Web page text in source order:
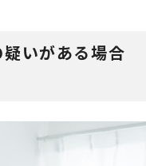
いがある場合